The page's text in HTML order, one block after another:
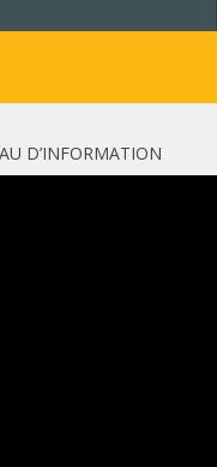
D’INFORMATION